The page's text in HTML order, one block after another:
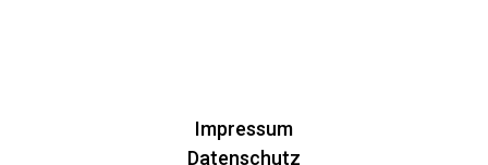
Impressum
Datenschutz